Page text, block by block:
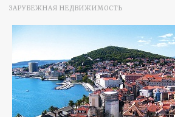
ЗАРУБЕЖНАЯ НЕДВИЖИМОСТЬ